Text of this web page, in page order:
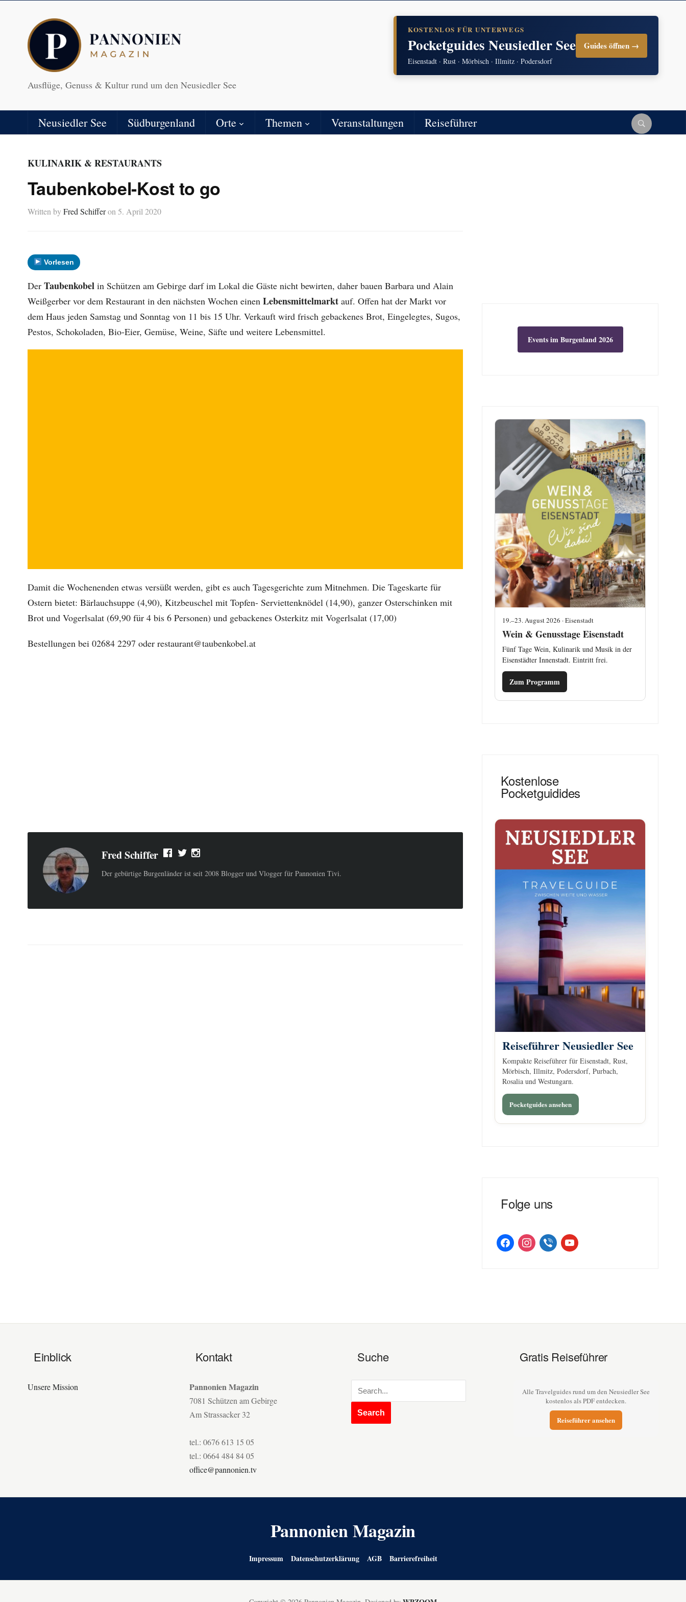
Ausflüge, Genuss & Kultur rund um den Neusiedler See
KOSTENLOS FÜR UNTERWEGS
Pocketguides Neusiedler See
Eisenstadt · Rust · Mörbisch · Illmitz · Podersdorf
Guides öffnen →
Neusiedler See Südburgenland Orte Themen Veranstaltungen Reiseführer
KULINARIK & RESTAURANTS
Taubenkobel-Kost to go
Written byFred Schiffer on 5. April 2020
Vorlesen
Der Taubenkobelin Schützen am Gebirge darf im Lokal die Gäste nicht bewirten, daher bauen Barbara und Alain
Weißgerber vor dem Restaurant in den nächsten Wochen einen Lebensmittelmarktauf. Offen hat der Markt vor
dem Haus jeden Samstag und Sonntag von 11 bis 15 Uhr. Verkauft wird frisch gebackenes Brot, Eingelegtes, Sugos,
Pestos, Schokoladen, Bio-Eier, Gemüse, Weine, Säfte und weitere Lebensmittel.
Damit die Wochenenden etwas versüßt werden, gibt es auch Tagesgerichte zum Mitnehmen. Die Tageskarte für
Ostern bietet: Bärlauchsuppe (4,90), Kitzbeuschel mit Topfen- Serviettenknödel (14,90), ganzer Osterschinken mit
Brot und Vogerlsalat (69,90 für 4 bis 6 Personen) und gebackenes Osterkitz mit Vogerlsalat (17,00)
Bestellungen bei 02684 2297 oder restaurant@taubenkobel.at
Fred Schiffer
Der gebürtige Burgenländer ist seit 2008 Blogger und Vlogger für Pannonien Tivi.
Events im Burgenland 2026
19.–23. August 2026 · Eisenstadt
Wein & Genusstage Eisenstadt
Fünf Tage Wein, Kulinarik und Musik in der
Eisenstädter Innenstadt. Eintritt frei.
Zum Programm
Kostenlose
Pocketguidides
Reiseführer Neusiedler See
Kompakte Reiseführer für Eisenstadt, Rust,
Mörbisch, Illmitz, Podersdorf, Purbach,
Rosalia und Westungarn.
Pocketguides ansehen
Folge uns
facebookinstagramviber youtube
Einblick
Unsere Mission
Kontakt
Pannonien Magazin
7081 Schützen am Gebirge
Am Strassacker 32
tel.: 0676 613 15 05
tel.: 0664 484 84 05
office@pannonien.tv
Suche Gratis Reiseführer
Alle Travelguides rund um den Neusiedler See
kostenlos als PDF entdecken.
Reiseführer ansehen
Pannonien Magazin
Impressum Datenschutzerklärung AGB Barrierefreiheit